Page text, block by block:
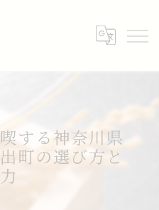
する神奈川県
町の選び方と